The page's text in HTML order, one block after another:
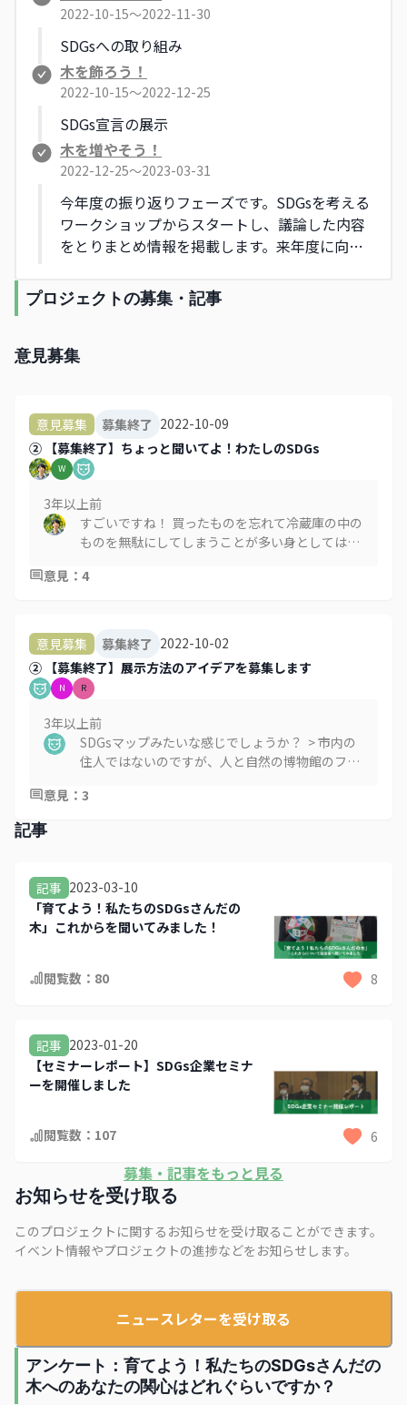
2022-10-15〜2022-11-30
SDGsへの取り組み
木を飾ろう！
2022-10-15〜2022-12-25
SDGs宣言の展示
木を増やそう！
2022-12-25〜2023-03-31
今年度の振り返りフェーズです。SDGsを考える
ワークショップからスタートし、議論した内容
をとりまとめ情報を掲載します。来年度に向け
プロジェクトの募集・記事
意見募集
意見募集 募集終了 2022-10-09
② 【募集終了】ちょっと聞いてよ！わたしのSDGs
W
3年以上前
すごいですね！ 買ったものを忘れて冷蔵庫の中の
ものを無駄にしてしまうことが多い身としては、
は、12つくる責任、つかう責任。定期的に冷蔵庫
れる母に献立の提案をしています。小さいけど続
けられることを探しています。
意見 ： 4
意見募集 募集終了 2022-10-02
② 【募集終了】展示方法のアイデアを募集します
N R
3年以上前
SDGsマップみたいな感じでしょうか？ > 市内の
住人ではないのですが、人と自然の博物館のファ
👨‍👩‍👦‍👦です。 自分の関わるところで恐縮なので
があるので、そちらで見れたらイベントと相互に
SDGsの情報が見れて嬉しいです 🙆‍♂️
意見 ： 3
記事
記事 2023-03-10
「育てよう！私たちのSDGsさんだの
木」これからを聞いてみました！
閲覧数： 80 8
記事 2023-01-20
【セミナーレポート】SDGs企業セミナ
ーを開催しました
閲覧数： 107 6
募集・記事をもっと見る
お知らせを受け取る
このプロジェクトに関するお知らせを受け取ることができます。
イベント情報やプロジェクトの進捗などをお知らせします。
ニュースレターを受け取る
アンケート：育てよう！私たちのSDGsさんだの
木へのあなたの関心はどれぐらいですか？